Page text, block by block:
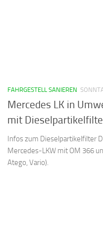
FAHRGESTELL SANIEREN
Mercedes LK in
mit
Infos zum Dieselpartikelfilter
Mercedes-LKW mit OM 366
Atego, Vario).